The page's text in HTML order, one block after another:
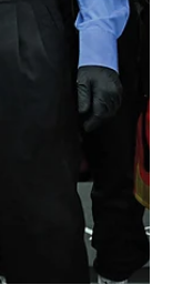
Div. 2012